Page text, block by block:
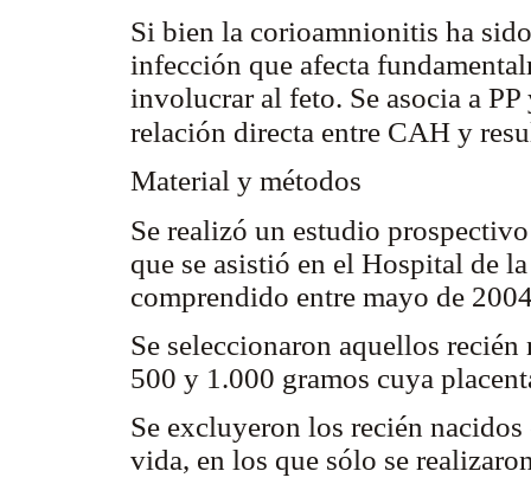
Si bien la corioamnionitis ha
infección que afecta
involucrar al feto. Se asocia a
relación directa entre CAH y
Material y métodos
Se realizó un estudio
que se asistió en el Hospital de
comprendido entre mayo de
Se seleccionaron aquellos
500 y 1.000 gramos cuya
Se excluyeron los recién
vida, en los que sólo se